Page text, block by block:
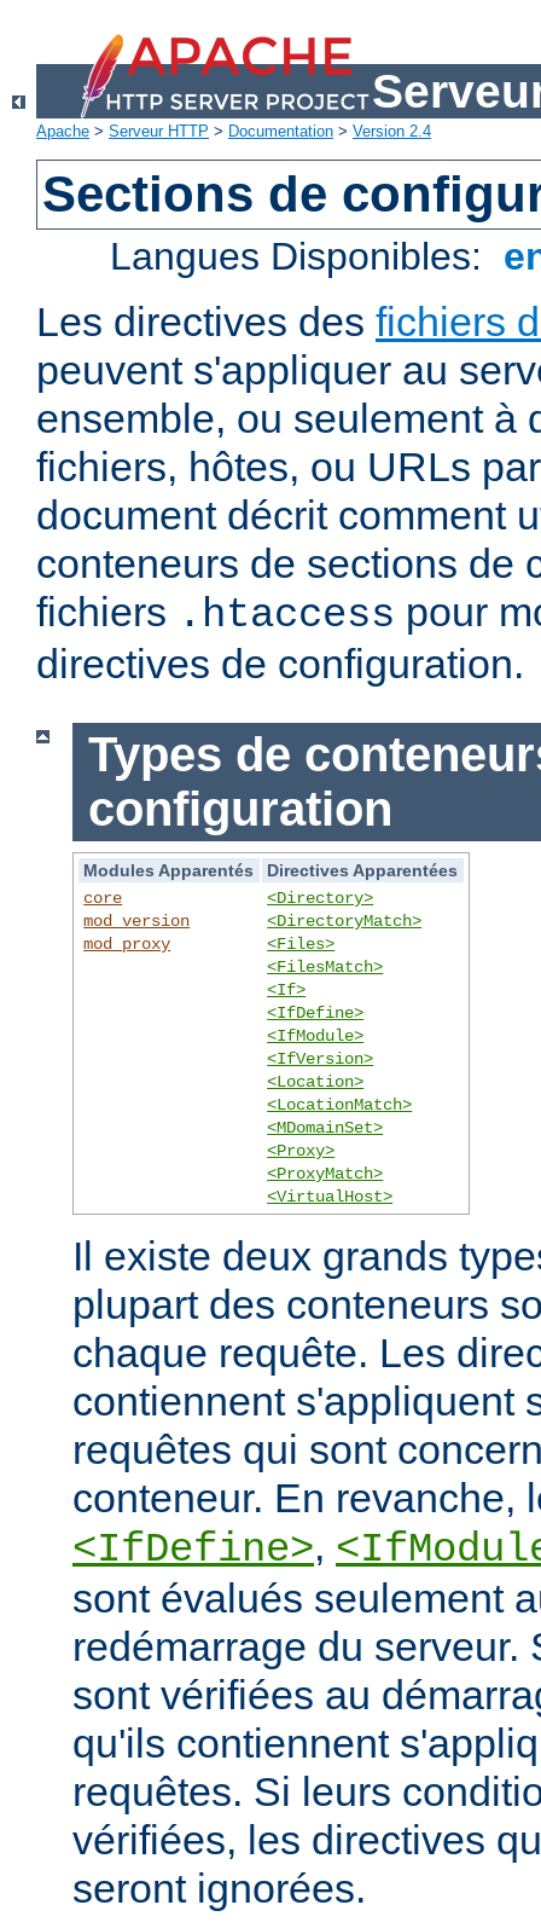
Apache > Serveur HTTP > Documentation > Version 2.4
Sections de
Langues Disponibles:
Les directives des fichiers
peuvent s'appliquer au
ensemble, ou seulement à
fichiers, hôtes, ou URLs
document décrit comment
conteneurs de sections de
fichiers .htaccess pour
directives de configuration.
Types de
configuration
Modules Apparentés
Directives Apparentées
core
mod_version
mod_proxy
<Directory>
<DirectoryMatch>
<Files>
<FilesMatch>
<If>
<IfDefine>
<IfModule>
<IfVersion>
<Location>
<LocationMatch>
<MDomainSet>
<Proxy>
<ProxyMatch>
<VirtualHost>
Il existe deux grands
plupart des conteneurs
chaque requête. Les
contiennent s'appliquent
requêtes qui sont
conteneur. En revanche,
<IfDefine>,
sont évalués seulement
redémarrage du serveur.
sont vérifiées au
qu'ils contiennent
requêtes. Si leurs
vérifiées, les directives
seront ignorées.